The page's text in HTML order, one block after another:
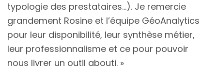
typologie des prestataires…). Je remercie
grandement Rosine et l’équipe GéoAnalytics
pour leur disponibilité, leur synthèse métier,
leur professionnalisme et ce pour pouvoir
nous livrer un outil abouti. »